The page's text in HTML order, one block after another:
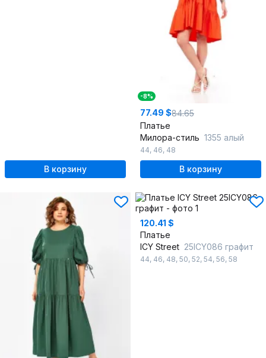
В корзину
-8%
77.49 $84.65
Платье
Милора-стиль 1355 алый
44, 46, 48
В корзину
120.41 $
Платье
ICY Street 25ICY086 графит
44, 46, 48, 50, 52, 54, 56, 58